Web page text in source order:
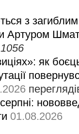
з загиблим
Артуром
1056
як
01.08.2026